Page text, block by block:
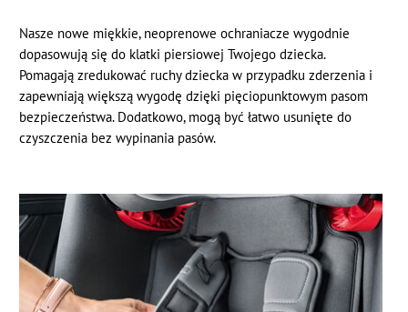
Nasze nowe miękkie, neoprenowe ochraniacze wygodnie
dopasowują się do klatki piersiowej Twojego dziecka.
Pomagają zredukować ruchy dziecka w przypadku zderzenia i
zapewniają większą wygodę dzięki pięciopunktowym pasom
bezpieczeństwa. Dodatkowo, mogą być łatwo usunięte do
czyszczenia bez wypinania pasów.